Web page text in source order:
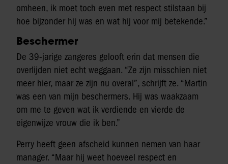
omheen, ik moet toch even met respect stilstaan bij
hoe bijzonder hij was en wat hij voor mij betekende.”
Beschermer
De 39-jarige zangeres gelooft erin dat mensen die
overlijden niet echt weggaan. “Ze zijn misschien niet
meer hier, maar ze zijn nu overal”, schrijft ze. “Martin
was een van mijn beschermers. Hij was waakzaam
om me te geven wat ik verdiende en vierde de
eigenwijze vrouw die ik ben.”
Perry heeft geen afscheid kunnen nemen van haar
manager. “Maar hij weet hoeveel respect en